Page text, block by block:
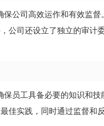
公司高效运作和有效监
公司还设立了独立的审计
员工具备必要的知识和
佳实践，同时通过监督和